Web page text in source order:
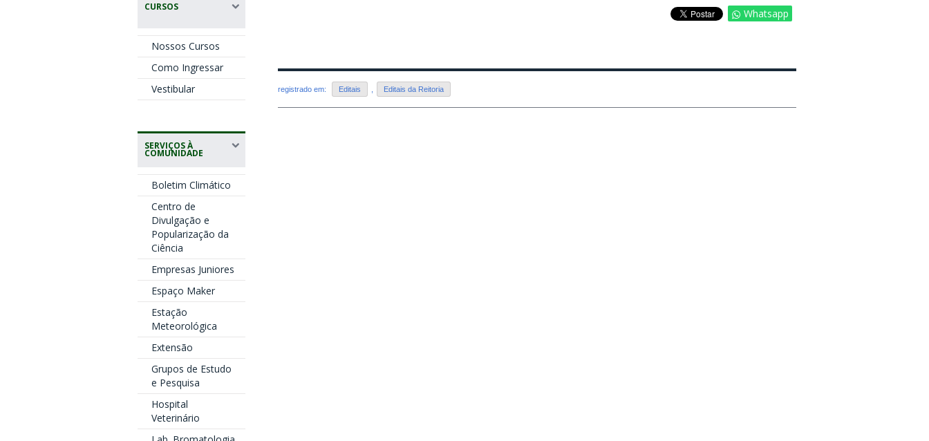
CURSOS
Nossos Cursos
Como Ingressar
Vestibular
SERVIÇOS À
COMUNIDADE
Boletim Climático
Centro de
Divulgação e
Popularização da
Ciência
Empresas Juniores
Espaço Maker
Estação
Meteorológica
Extensão
Grupos de Estudo
e Pesquisa
Hospital
Veterinário
Whatsapp
registrado em: Editais Editais da Reitoria